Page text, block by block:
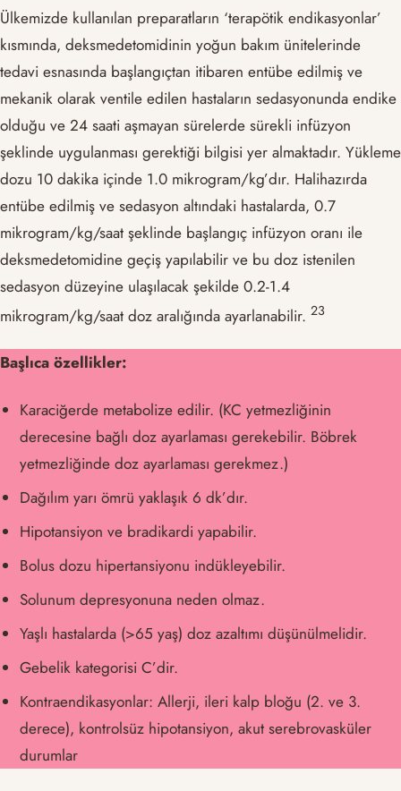
Ülkemizde kullanılan preparatların ‘terapötik endikasyonlar’
kısmında, deksmedetomidinin yoğun bakım ünitelerinde
tedavi esnasında başlangıçtan itibaren entübe edilmiş ve
mekanik olarak ventile edilen hastaların sedasyonunda endike
olduğu ve 24 saati aşmayan sürelerde sürekli infüzyon
şeklinde uygulanması gerektiği bilgisi yer almaktadır. Yükleme
dozu 10 dakika içinde 1.0 mikrogram/kg’dır. Halihazırda
entübe edilmiş ve sedasyon altındaki hastalarda, 0.7
mikrogram/kg/saat şeklinde başlangıç infüzyon oranı ile
deksmedetomidine geçiş yapılabilir ve bu doz istenilen
sedasyon düzeyine ulaşılacak şekilde 0.2-1.4
mikrogram/kg/saat doz aralığında ayarlanabilir. ​2​​3​
Başlıca özellikler:
Karaciğerde metabolize edilir. (KC yetmezliğinin
derecesine bağlı doz ayarlaması gerekebilir. Böbrek
yetmezliğinde doz ayarlaması gerekmez.)
Dağılım yarı ömrü yaklaşık 6 dk’dır.
Hipotansiyon ve bradikardi yapabilir.
Bolus dozu hipertansiyonu indükleyebilir.
Solunum depresyonuna neden olmaz.
Yaşlı hastalarda (>65 yaş) doz azaltımı düşünülmelidir.
Gebelik kategorisi C’dir.
Kontraendikasyonlar: Allerji, ileri kalp bloğu (2. ve 3.
derece), kontrolsüz hipotansiyon, akut serebrovasküler
durumlar